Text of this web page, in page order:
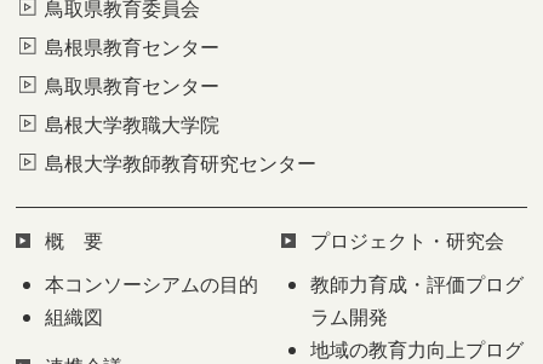
鳥取県教育委員会
島根県教育センター
鳥取県教育センター
島根大学教職大学院
島根大学教師教育研究センター
概 要
本コンソーシアムの目的
組織図
プロジェクト・研究会
教師力育成・評価プログ
ラム開発
地域の教育力向上プログ